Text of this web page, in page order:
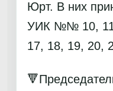
Юрт. В них
УИК №№ 10,
17, 18, 19, 20,